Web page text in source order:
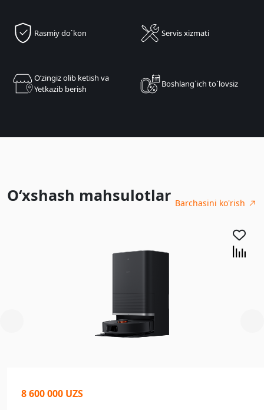
Rasmiy do`kon Servis xizmati
Oʻzingiz olib ketish va
Yetkazib berish
Boshlang`ich to`lovsiz
O‘xshash mahsulotlar Barchasini ko'rish
8 600 000 UZS